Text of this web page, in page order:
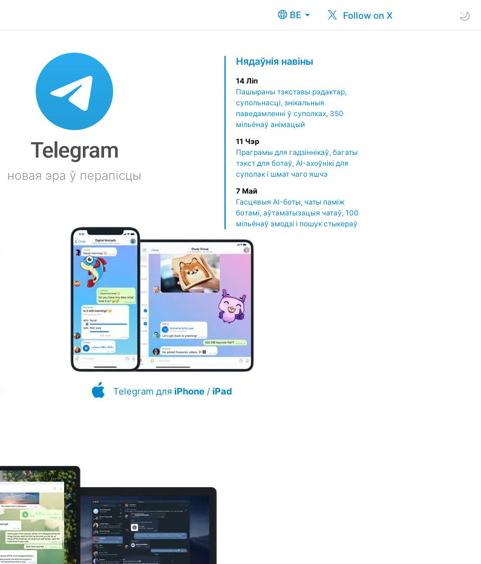
BE Follow on X
Нядаўнія навіны
14 Ліп
Пашыраны тэкставы рэдактар,
супольнасці, знікальныя
паведамленні ў суполках, 350
мільёнаў анімацый
11 Чэр
Праграмы для гадзіннікаў, багаты
тэкст для ботаў, AI-ахоўнікі для
суполак і шмат чаго яшчэ
7 Май
Гасцявыя AI-боты, чаты паміж
ботамі, аўтаматызацыя чатаў, 100
мільёнаў эмодзі і пошук стыкераў
новая эра ў перапісцы
Telegram для iPhone/ iPad